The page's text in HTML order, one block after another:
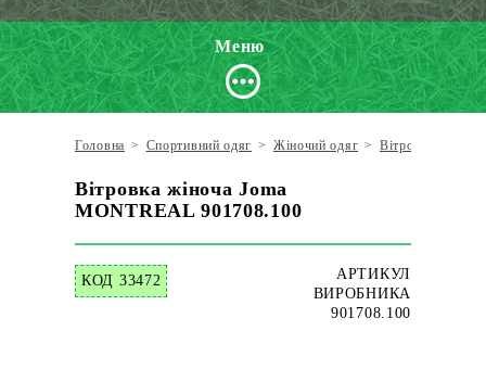
Меню
Головна > Спортивний одяг > Жіночий одяг > Вітровки
Вітровка жіноча Joma
MONTREAL 901708.100
КОД 33472
АРТИКУЛ
ВИРОБНИКА
901708.100